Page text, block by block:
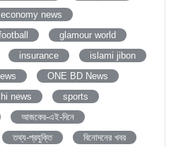
economy news
glamour world
insurance
islami jibon
ONE BD News
news
sports
আজকের-এই-দিনে
তথ্য-প্রযুক্তি
বিনোদনের খবর